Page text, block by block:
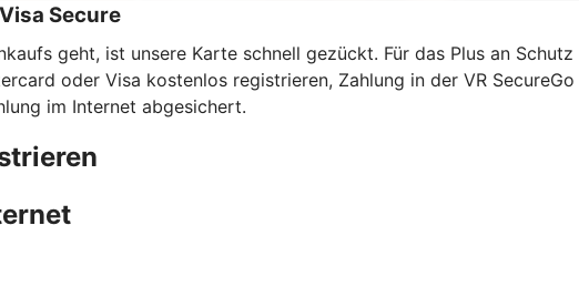
Secure
geht, ist unsere Karte schnell gezückt. Für das Plus an
oder Visa kostenlos registrieren, Zahlung in der VR
im Internet abgesichert.